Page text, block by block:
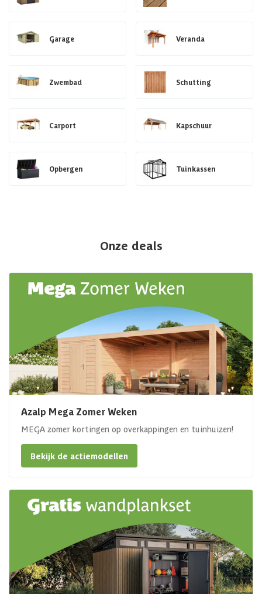
Garage Veranda
Zwembad Schutting
Carport Kapschuur
Opbergen Tuinkassen
Onze deals
Azalp Mega Zomer Weken
MEGA zomer kortingen op overkappingen en tuinhuizen!
Bekijk de actiemodellen